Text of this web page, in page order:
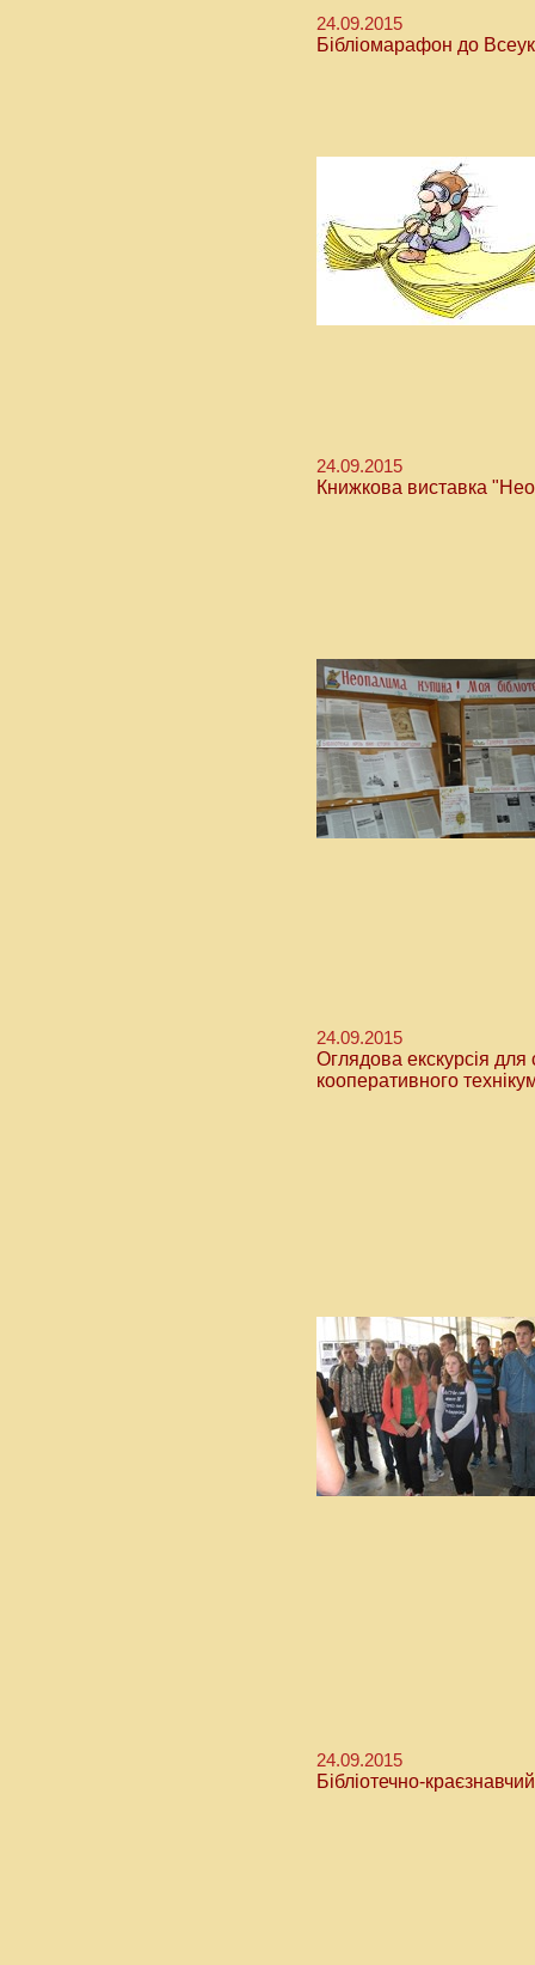
24.09.2015
Бібліомарафон до
24.09.2015
Книжкова виставка
24.09.2015
Оглядова екскурсія для
кооперативного
24.09.2015
Бібліотечно-